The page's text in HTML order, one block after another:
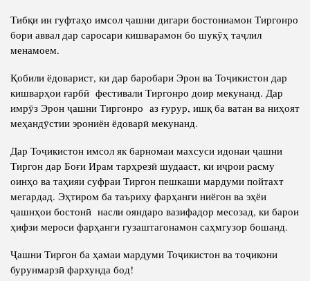
Тибқи ин гуфтаҳо имсол ҷашни дигари бостониамон Тиргонро
бори аввал дар саросари кишварамон бо шукӯҳ таҷлил
менамоем.
Қобили ёдоварист, ки дар баробари Эрон ва Тоҷикистон дар
кишварҳои ғарбӣ фестивали Тиргонро доир мекунанд. Дар
имрӯз Эрон ҷашни Тиргонро аз ғурур, ишқ ба ватан ва ниҳоят
меҳандӯстии эрониён ёдоварӣ мекунанд.
Дар Тоҷикистон имсол як барномаи махсуси идонаи ҷашни
Тиргон дар Боғи Ирам тарҳрезӣ шудааст, ки иҷрои расму
оинҳо ва таҳияи суфраи Тиргон пешкаши мардуми пойтахт
мегардад. Эҳтиром ба таъриху фарҳанги ниёгон ва эҳёи
ҷашнҳои бостонӣ насли ояндаро вазифадор месозад, ки барои
ҳифзи мероси фарҳанги гузаштагонамон саҳмгузор бошанд.
Ҷашни Тиргон ба ҳамаи мардуми Тоҷикистон ва тоҷикони
бурунмарзӣ фархунда бод!